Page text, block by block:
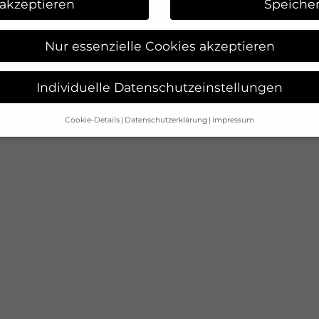
Nur essenzielle Cookies akzeptieren
Individuelle Datenschutzeinstellungen
Cookie-Details Datenschutzerklärung Impressum
Datenschutzeinstellungen